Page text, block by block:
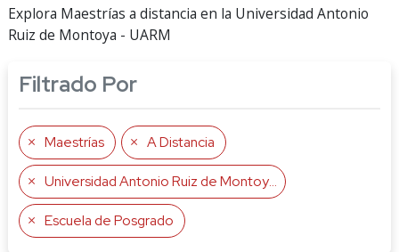
Explora Maestrías a distancia en la Universidad Antonio
Ruiz de Montoya - UARM
Filtrado Por
Maestrías A Distancia
Universidad Antonio Ruiz de Montoya
Escuela de Posgrado